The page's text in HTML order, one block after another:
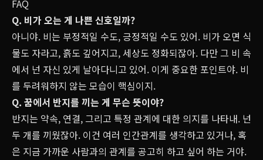
FAQ
Q. 비가 오는 게 나쁜 신호일까?
아니야. 비는 부정적일 수도, 긍정적일 수도 있어. 비가 오면 식
물도 자라고, 흙도 깊어지고, 세상도 정화되잖아. 다만 그 비 속
에서 넌 자신 있게 날아다니고 있어. 이게 중요한 포인트야. 비
를 두려워하지 않는 모습이 핵심이지.
Q. 꿈에서 반지를 끼는 게 무슨 뜻이야?
반지는 약속, 연결, 그리고 특정 관계에 대한 의지를 나타내. 넌
두 개를 끼웠잖아. 이건 여러 인간관계를 생각하고 있거나, 혹
은 지금 가까운 사람과의 관계를 공고히 하고 싶어 하는 거야.